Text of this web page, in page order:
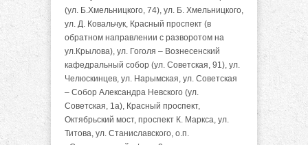
(ул. Б.Хмельницкого, 74), ул. Б. Хмельницкого,
ул. Д. Ковальчук, Красный проспект (в
обратном направлении с разворотом на
ул.Крылова), ул. Гоголя – Вознесенский
кафедральный собор (ул. Советская, 91), ул.
Челюскинцев, ул. Нарымская, ул. Советская
– Собор Александра Невского (ул.
Советская, 1а), Красный проспект,
Октябрьский мост, проспект К. Маркса, ул.
Титова, ул. Станиславского, о.п.